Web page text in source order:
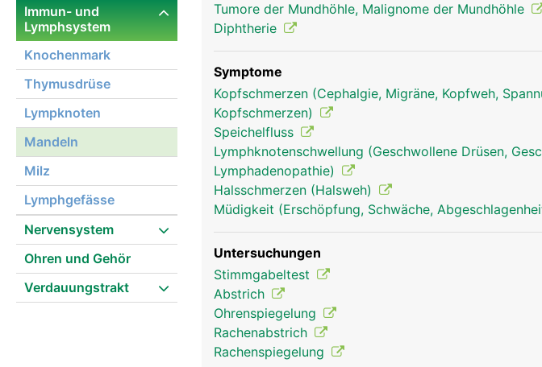
Immun- und
Lymphsystem
Knochenmark
Thymusdrüse
Lympknoten
Mandeln
Milz
Lymphgefässe
Nervensystem
Ohren und Gehör
Verdauungstrakt
Tumore der Mundhöhle, Malignome der Mundhöhle
Diphtherie
Symptome
Kopfschmerzen (Cephalgie, Migräne, Kopfweh,
Kopfschmerzen)
Speichelfluss
Lymphknotenschwellung (Geschwollene Drüsen,
Lymphadenopathie)
Halsschmerzen (Halsweh)
Müdigkeit (Erschöpfung, Schwäche,
Untersuchungen
Stimmgabeltest
Abstrich
Ohrenspiegelung
Rachenabstrich
Rachenspiegelung